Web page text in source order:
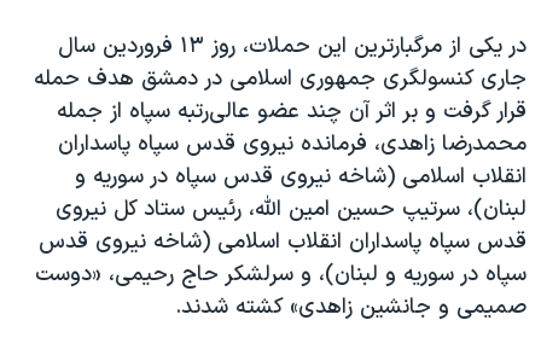
در یکی از مرگبارترین این حملات، روز ١٣ فروردین سال
جاری کنسولگری جمهوری اسلامی در دمشق هدف حمله
قرار گرفت و بر اثر آن چند عضو عالی‌رتبه سپاه از جمله
محمدرضا زاهدی، فرمانده نیروی قدس سپاه پاسداران
انقلاب اسلامی (شاخه نیروی قدس سپاه در سوریه و
لبنان)، سرتیپ حسین امین الله، رئیس ستاد کل نیروی
قدس سپاه پاسداران انقلاب اسلامی (شاخه نیروی قدس
سپاه در سوریه و لبنان)، و سرلشکر حاج رحیمی، «دوست
صمیمی و جانشین زاهدی» کشته شدند.